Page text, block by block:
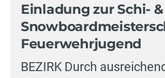
Einladung zur Schi- &
Feuerwehrjugend
BEZIRK Durch